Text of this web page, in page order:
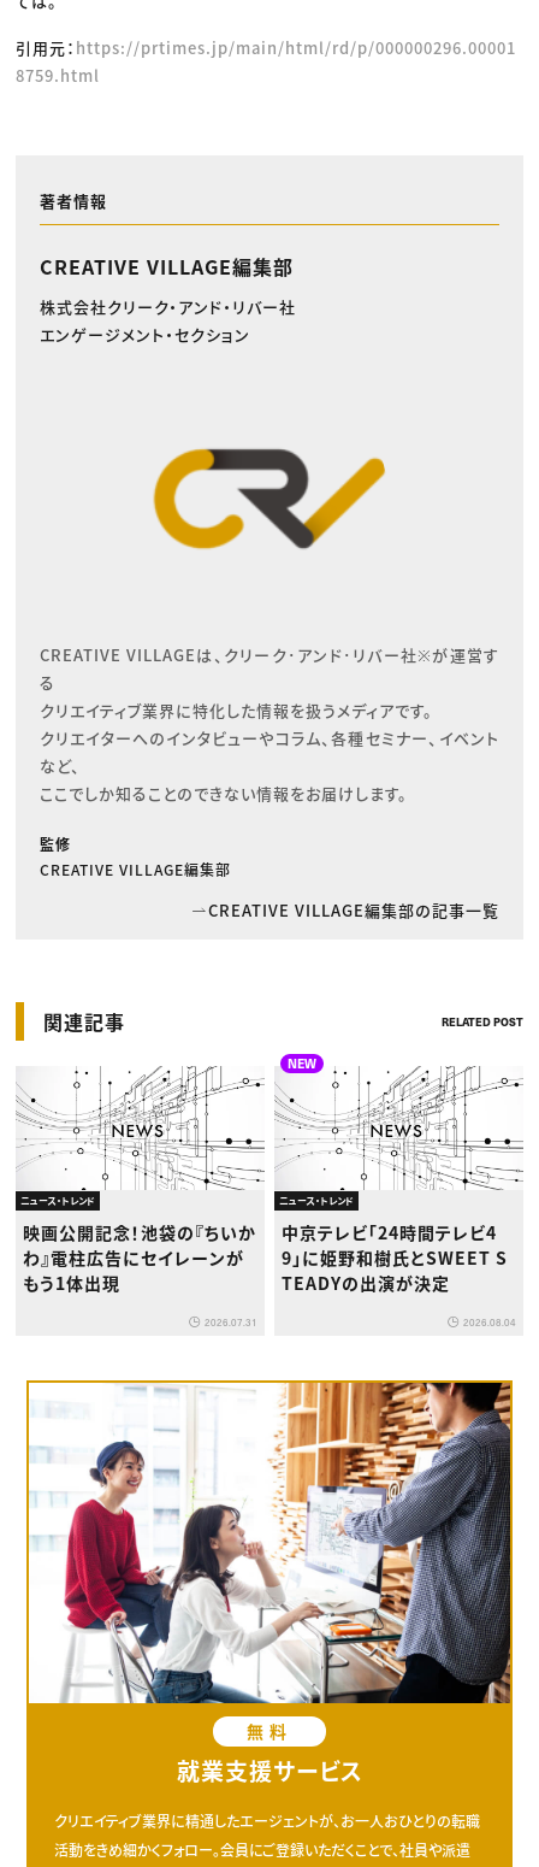
引用元： https://prtimes.jp/main/html/rd/p/000000296.00001
8759.html
著者情報
CREATIVE VILLAGE編集部
株式会社クリーク・アンド・リバー社
エンゲージメント・セクション
CREATIVE VILLAGEは、クリーク･アンド･リバー社※が運営す
る
クリエイティブ業界に特化した情報を扱うメディアです。
クリエイターへのインタビューやコラム、各種セミナー、イベント
など、
ここでしか知ることのできない情報をお届けします。
監修
CREATIVE VILLAGE編集部
CREATIVE VILLAGE編集部の記事一覧
関連記事 RELATED POST
ニュース・トレンド
映画公開記念！池袋の『ちいか
わ』電柱広告にセイレーンが
もう1体出現
2026.07.31
NEW
ニュース・トレンド
中京テレビ「24時間テレビ4
9」に姫野和樹氏とSWEET S
TEADYの出演が決定
2026.08.04
無料
就業支援サービス
クリエイティブ業界に精通したエージェントが、お一人おひとりの転職
活動をきめ細かくフォロー。会員にご登録いただくことで、社員や派遣